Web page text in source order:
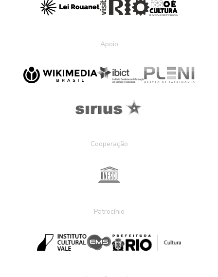
Apoio
Cooperação
Patrocínio